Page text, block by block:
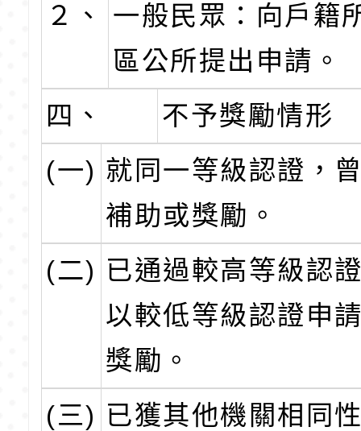
２、
一般民眾：向戶籍
區公所提出申請。
四、
不予獎勵情形
(一) 就同一等級認證，
補助或獎勵。
(二) 已通過較高等級認
以較低等級認證申
獎勵。
(三) 已獲其他機關相同